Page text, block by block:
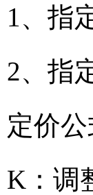
1、指
2、指
定价
K：调